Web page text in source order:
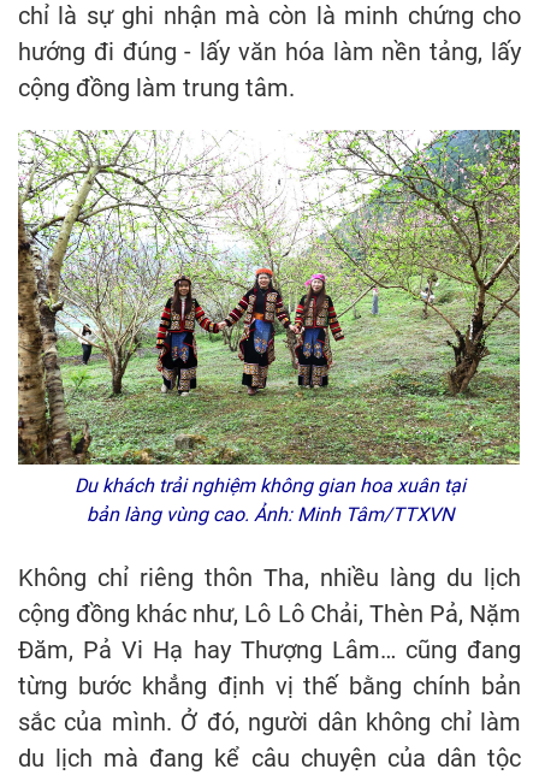
chỉ là sự ghi nhận mà còn là minh chứng cho
hướng đi đúng - lấy văn hóa làm nền tảng, lấy
cộng đồng làm trung tâm.
Du khách trải nghiệm không gian hoa xuân tại
bản làng vùng cao. Ảnh: Minh Tâm/TTXVN
Không chỉ riêng thôn Tha, nhiều làng du lịch
cộng đồng khác như, Lô Lô Chải, Thèn Pả, Nặm
Đăm, Pả Vi Hạ hay Thượng Lâm… cũng đang
từng bước khẳng định vị thế bằng chính bản
sắc của mình. Ở đó, người dân không chỉ làm
du lịch mà đang kể câu chuyện của dân tộc